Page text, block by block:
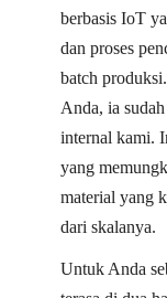
berbasis IoT
dan proses
batch
Anda, ia
internal kami.
yang
material yang
dari skalanya.
Untuk Anda